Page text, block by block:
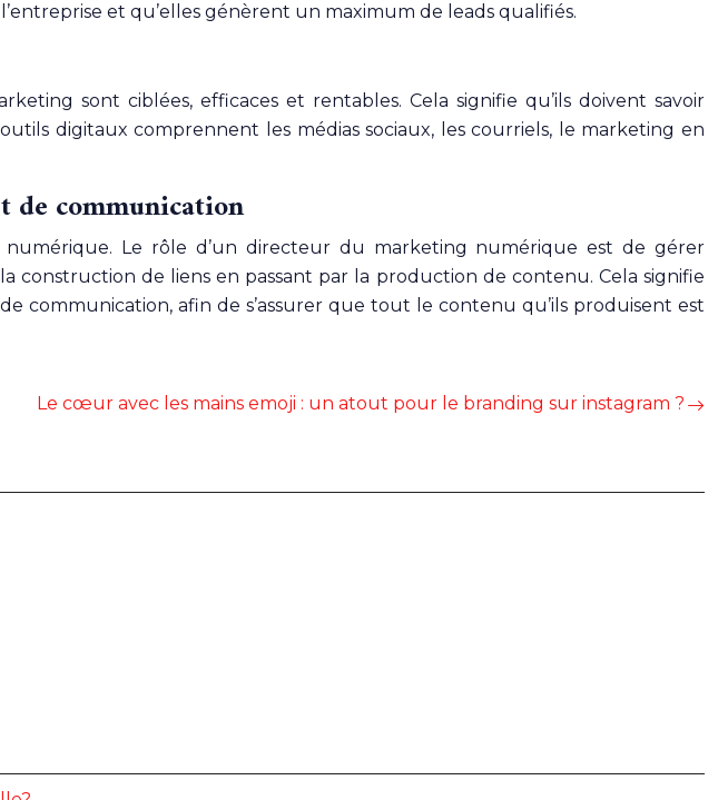
et qu’elles génèrent un maximum de leads qualifiés.
sont ciblées, efficaces et rentables. Cela signifie qu’ils doivent savoir
digitaux comprennent les médias sociaux, les courriels, le marketing en
de communication
Le rôle d’un directeur du marketing numérique est de gérer
construction de liens en passant par la production de contenu. Cela signifie
communication, afin de s’assurer que tout le contenu qu’ils produisent est
Le cœur avec les mains emoji : un atout pour le branding sur instagram ?